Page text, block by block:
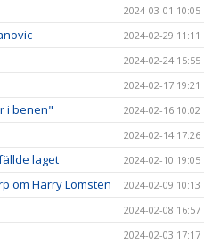
2024-03-01 10:05
2024-02-29 11:11
2024-02-24 15:55
2024-02-17 19:21
i benen" 2024-02-16 10:02
2024-02-14 17:26
laget 2024-02-10 19:05
om Harry Lomsten 2024-02-09 10:13
2024-02-08 16:57
2024-02-03 17:17